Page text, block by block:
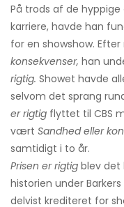
På trods af de
karriere, havde han
for en showshow.
konsekvenser, han
rigtig. Showet havde
selvom det sprang
er rigtig flyttet til CBS
vært Sandhed eller
samtidigt i to år.
Prisen er rigtig blev det
historien under
delvist krediteret for